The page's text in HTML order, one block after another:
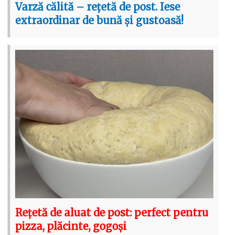
Varză călită – rețetă de post. Iese
extraordinar de bună și gustoasă!
Rețetă de aluat de post: perfect pentru
pizza, plăcinte, gogoși